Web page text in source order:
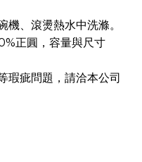
、滾燙熱水中洗滌。
正圓，容量與尺寸
瑕疵問題，請洽本公司